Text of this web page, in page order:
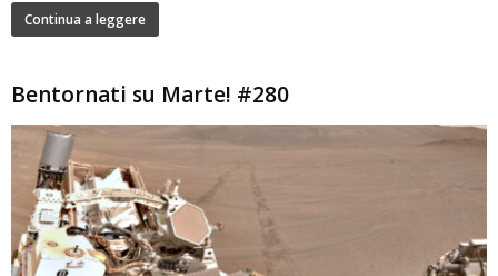
Continua a leggere
Bentornati su Marte! #280